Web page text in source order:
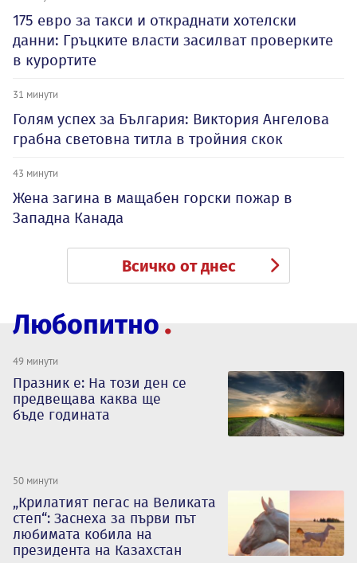
175 евро за такси и откраднати хотелски
данни: Гръцките власти засилват проверките
в курортите
31 минути
Голям успех за България: Виктория Ангелова
грабна световна титла в тройния скок
43 минути
Жена загина в мащабен горски пожар в
Западна Канада
Всичко от днес
Любопитно
49 минути
Празник е: На този ден се
предвещава каква ще
бъде годината
50 минути
„Крилатият пегас на Великата
степ“: Заснеха за първи път
любимата кобила на
президента на Казахстан